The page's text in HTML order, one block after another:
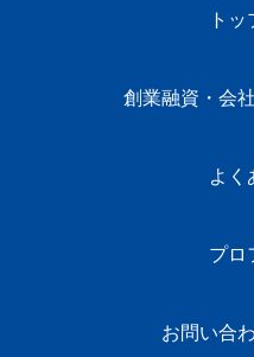
ト
創業融資・会
よく
プロ
お問い合